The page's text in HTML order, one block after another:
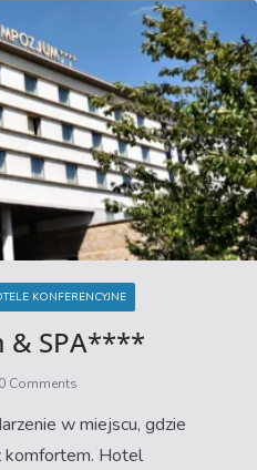
KONFERENCYJNE
& SPA****
0 Comments
w miejscu, gdzie
komfortem. Hotel